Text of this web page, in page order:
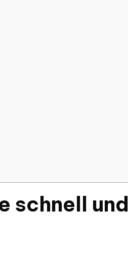
schnell und